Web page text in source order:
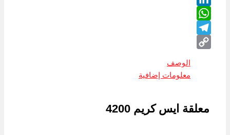
LinkedIn
WhatsApp
Telegram
الوصف
معلومات إضافية
معلقة ايس كريم 4200